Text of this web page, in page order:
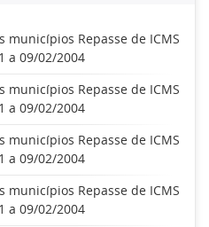
Repasse de ICMS
a 09/02/2004
Repasse de ICMS
a 09/02/2004
Repasse de ICMS
a 09/02/2004
Repasse de ICMS
a 09/02/2004